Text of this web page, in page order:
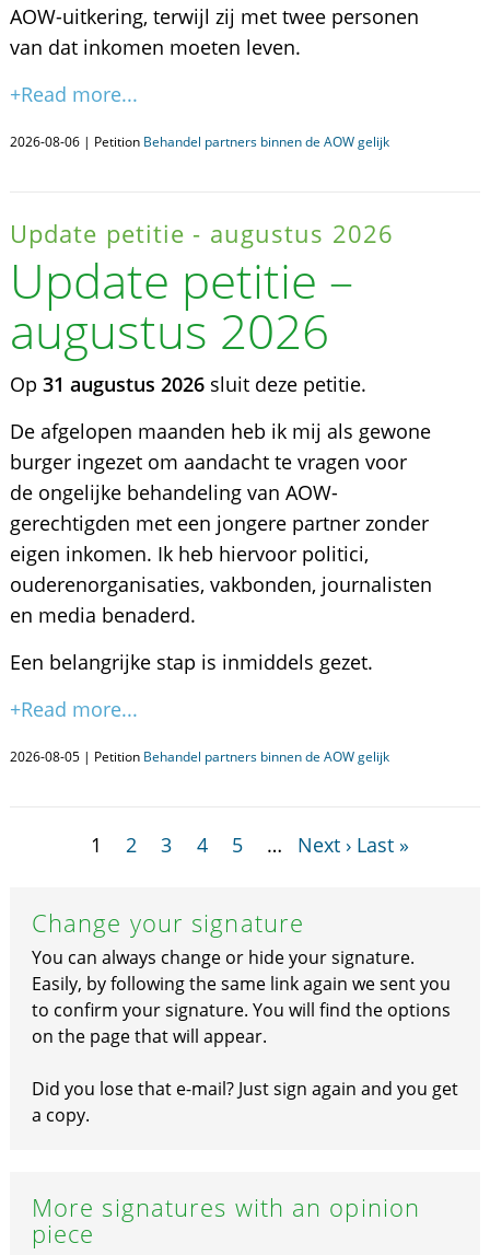
AOW-uitkering, terwijl zij met twee personen
van dat inkomen moeten leven.
+Read more...
2026-08-06 | Petition Behandel partners binnen de AOW gelijk
Update petitie - augustus 2026
Update petitie –
augustus 2026
Op 31 augustus 2026sluit deze petitie.
De afgelopen maanden heb ik mij als gewone
burger ingezet om aandacht te vragen voor
de ongelijke behandeling van AOW-
gerechtigden met een jongere partner zonder
eigen inkomen. Ik heb hiervoor politici,
ouderenorganisaties, vakbonden, journalisten
en media benaderd.
Een belangrijke stap is inmiddels gezet.
+Read more...
2026-08-05 | Petition Behandel partners binnen de AOW gelijk
1 2 3 4 5 … Next › Last »
Change your signature
You can always change or hide your signature.
Easily, by following the same link again we sent you
to confirm your signature. You will find the options
on the page that will appear.
Did you lose that e-mail? Just sign again and you get
a copy.
More signatures with an opinion
piece